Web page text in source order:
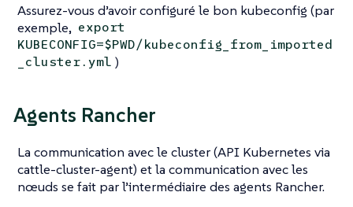
Assurez-vous d’avoir configuré le bon kubeconfig (par
exemple, export
KUBECONFIG=$PWD/kubeconfig_from_imported
_cluster.yml )
Agents Rancher
La communication avec le cluster (API Kubernetes via
cattle-cluster-agent) et la communication avec les
nœuds se fait par l’intermédiaire des agents Rancher.